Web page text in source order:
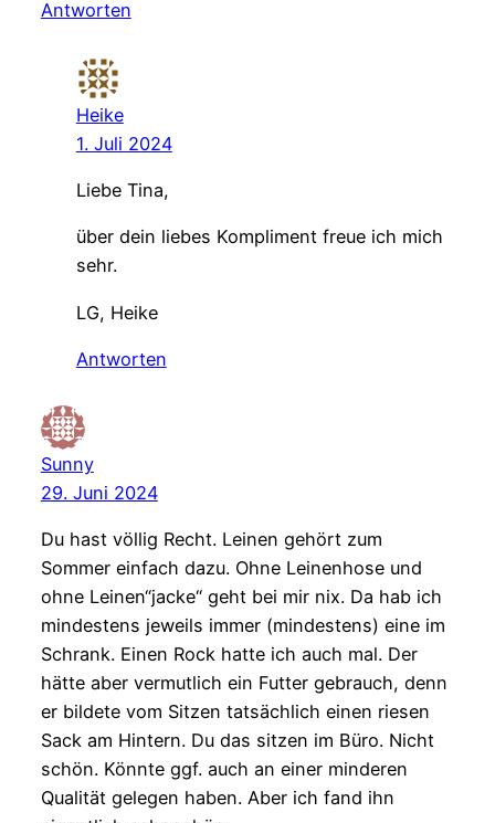
Antworten
Heike
1. Juli 2024
Liebe Tina,
über dein liebes Kompliment freue ich mich
sehr.
LG, Heike
Antworten
Sunny
29. Juni 2024
Du hast völlig Recht. Leinen gehört zum
Sommer einfach dazu. Ohne Leinenhose und
ohne Leinen“jacke“ geht bei mir nix. Da hab ich
mindestens jeweils immer (mindestens) eine im
Schrank. Einen Rock hatte ich auch mal. Der
hätte aber vermutlich ein Futter gebrauch, denn
er bildete vom Sitzen tatsächlich einen riesen
Sack am Hintern. Du das sitzen im Büro. Nicht
schön. Könnte ggf. auch an einer minderen
Qualität gelegen haben. Aber ich fand ihn